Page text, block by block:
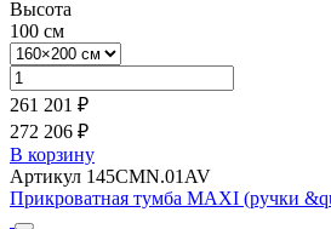
Высота
100 см
261 201 ₽
272 206 ₽
В корзину
Артикул 145CMN.01AV
Прикроватная тумба MAXI (ручки